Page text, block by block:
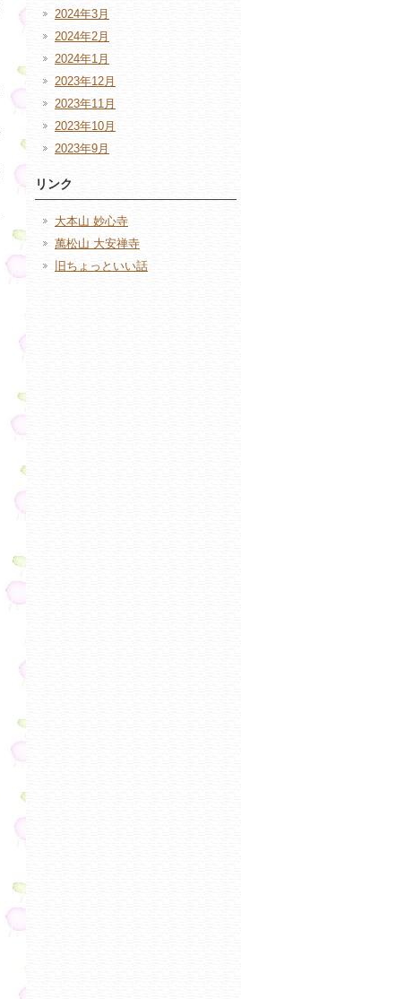
2024年3月
2024年2月
2024年1月
2023年12月
2023年11月
2023年10月
2023年9月
リンク
大本山 妙心寺
萬松山 大安禅寺
旧ちょっといい話